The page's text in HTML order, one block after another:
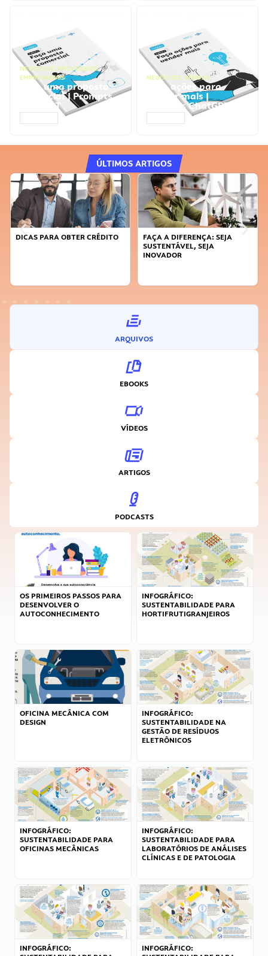
NEGÓCIOS, PROCESSOS
EMPRESARIAIS
Faça uma proposta
comercial | Prompts
ChatGPT
NEGÓCIOS, VENDAS
Faça ações para
vender mais |
Prompts ChatGPT
ÚLTIMOS ARTIGOS
DICAS PARA OBTER CRÉDITO
FAÇA A DIFERENÇA: SEJA
SUSTENTÁVEL, SEJA
INOVADOR
ARQUIVOS
EBOOKS
VÍDEOS
ARTIGOS
PODCASTS
OS PRIMEIROS PASSOS PARA
DESENVOLVER O
AUTOCONHECIMENTO
INFOGRÁFICO:
SUSTENTABILIDADE PARA
HORTIFRUTIGRANJEIROS
OFICINA MECÂNICA COM
DESIGN
INFOGRÁFICO:
SUSTENTABILIDADE NA
GESTÃO DE RESÍDUOS
ELETRÔNICOS
INFOGRÁFICO:
SUSTENTABILIDADE PARA
OFICINAS MECÂNICAS
INFOGRÁFICO:
SUSTENTABILIDADE PARA
LABORATÓRIOS DE ANÁLISES
CLÍNICAS E DE PATOLOGIA
INFOGRÁFICO:
INFOGRÁFICO: